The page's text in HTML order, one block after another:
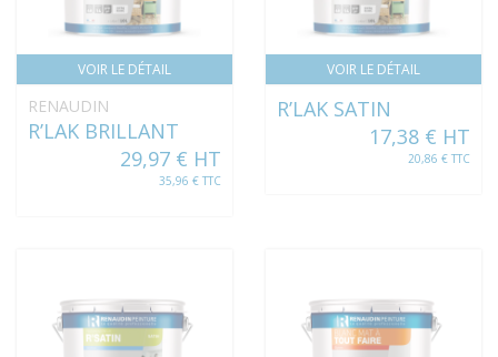
VOIR LE DÉTAIL
RENAUDIN
R’LAK BRILLANT
29,97 € HT
35,96 € TTC
VOIR LE DÉTAIL
R’LAK SATIN
17,38 € HT
20,86 € TTC